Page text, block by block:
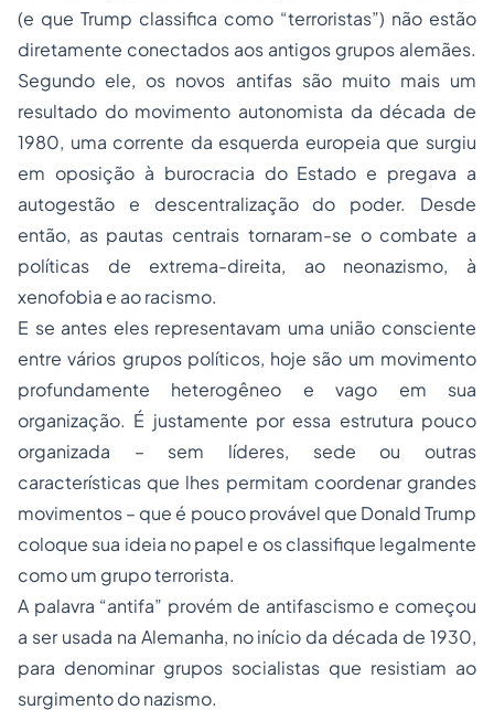
(e que Trump classifica como “terroristas”) não estão
diretamente conectados aos antigos grupos alemães.
Segundo ele, os novos antifas são muito mais um
resultado do movimento autonomista da década de
1980, uma corrente da esquerda europeia que surgiu
em oposição à burocracia do Estado e pregava a
autogestão e descentralização do poder. Desde
então, as pautas centrais tornaram-se o combate a
políticas de extrema-direita, ao neonazismo, à
xenofobia e ao racismo.
E se antes eles representavam uma união consciente
entre vários grupos políticos, hoje são um movimento
profundamente heterogêneo e vago em sua
organização. É justamente por essa estrutura pouco
organizada – sem líderes, sede ou outras
características que lhes permitam coordenar grandes
movimentos – que é pouco provável que Donald Trump
coloque sua ideia no papel e os classifique legalmente
como um grupo terrorista.
A palavra “antifa” provém de antifascismo e começou
a ser usada na Alemanha, no início da década de 1930,
para denominar grupos socialistas que resistiam ao
surgimento do nazismo.